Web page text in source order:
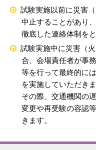
試験実施以前に災害
中止することがあり
徹底した連絡体制を
試験実施中に災害（
合、会場責任者が事
等を行って最終的に
を実施していただきま
その際、交通機関の
変更や再受験の容認
きます。